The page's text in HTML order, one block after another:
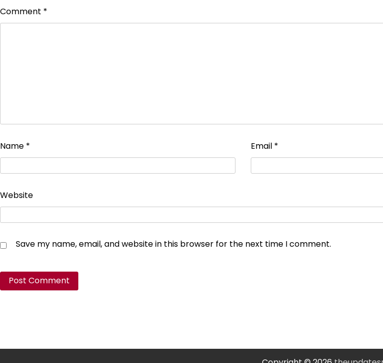
Comment *
Name * Email *
Website
Save my name, email, and website in this browser for the next time I comment.